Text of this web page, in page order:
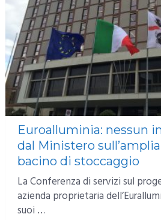
Euroalluminia: nessun
dal Ministero
bacino di stoccaggio
La Conferenza di servizi sul
azienda proprietaria
suoi …